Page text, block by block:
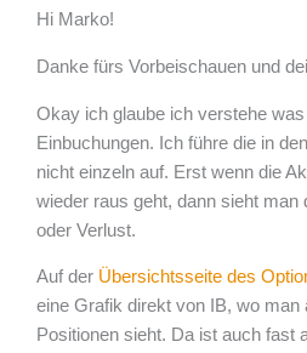
Hi Marko!
Danke fürs Vorbeischauen und
Okay ich glaube ich verstehe
Einbuchungen. Ich führe die in
nicht einzeln auf. Erst wenn die
wieder raus geht, dann sieht
oder Verlust.
Auf der Übersichtsseite des
eine Grafik direkt von IB, wo man
Positionen sieht. Da ist auch fast